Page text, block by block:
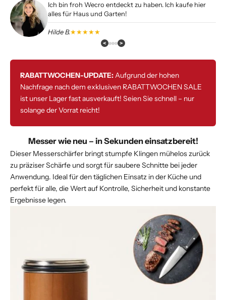
Ich bin froh Wecro entdeckt zu haben. Ich kaufe hier
alles für Haus und Garten!
Hilde B.★★★★★
< >
RABATTWOCHEN-UPDATE:Aufgrund der hohen
Nachfrage nach dem exklusiven RABATTWOCHEN SALE
ist unser Lager fast ausverkauft! Seien Sie schnell – nur
solange der Vorrat reicht!
Messer wie neu – in Sekunden einsatzbereit!
Dieser Messerschärfer bringt stumpfe Klingen mühelos zurück
zu präziser Schärfe und sorgt für saubere Schnitte bei jeder
Anwendung. Ideal für den täglichen Einsatz in der Küche und
perfekt für alle, die Wert auf Kontrolle, Sicherheit und konstante
Ergebnisse legen.